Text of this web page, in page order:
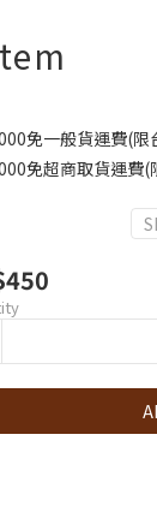
免一般貨運費(
免超商取貨運費